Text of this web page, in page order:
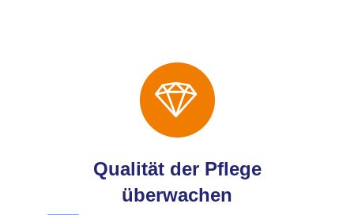
Qualität der Pflege
überwachen